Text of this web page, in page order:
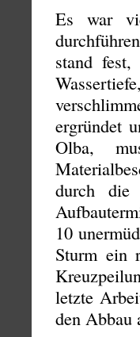
Es war
stand
ergründet
Olba,
durch die
10
Sturm ein
letzte
den Abbau